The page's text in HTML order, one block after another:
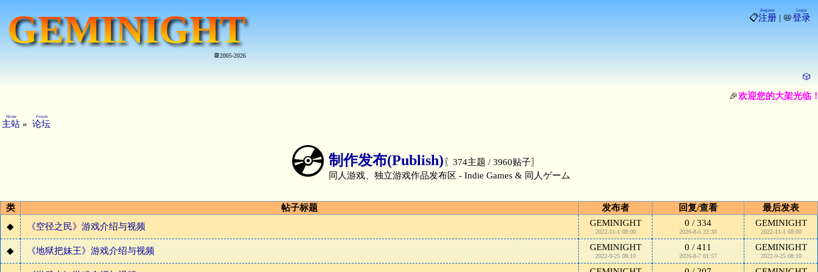
GEMINIGHT
📆2005-2026
📋注册
Register
| 📛登录
Login
🎲
🎉欢迎您的大架光临！
主站
Home
» 论坛
Forum
💿 制作发布(Publish) 〖374主题 / 3960贴子〗
同人游戏、独立游戏作品发布区 - Indie Games & 同人ゲーム
类 帖子标题 发布者 回复/查看
最后发表
◆
《空径之民》游戏介绍与视频 GEMINIGHT
2022-11-1 08:00
0 / 334
2026-8-5 22:30
GEMINIGHT
2022-11-1 08:00
◆ 《地狱把妹王》游戏介绍与视频 GEMINIGHT
2022-9-25 08:10
0 / 411
2026-8-7 01:57
GEMINIGHT
2022-9-25 08:10